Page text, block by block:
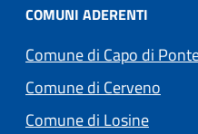
COMUNI ADERENTI
Comune di Capo di
Comune di Cerveno
Comune di Losine(apre